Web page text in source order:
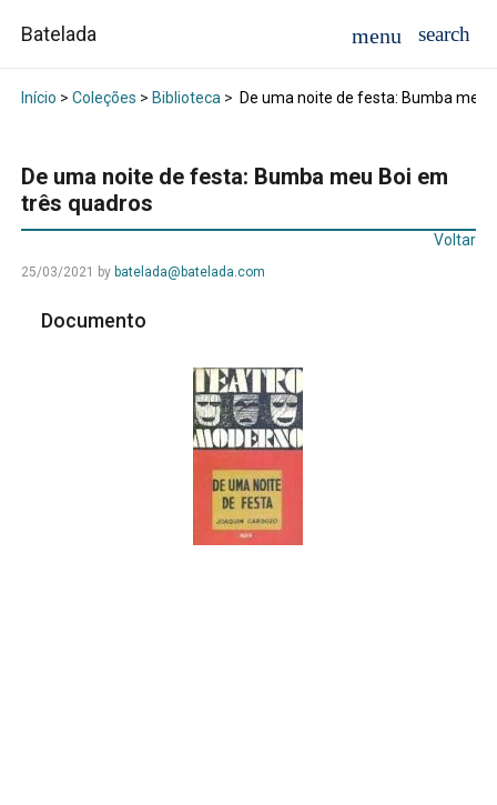
Batelada
Início > Coleções > Biblioteca> De uma noite de festa: Bumba meu
De uma noite de festa: Bumba meu Boi em
três quadros
Voltar
25/03/2021 by batelada@batelada.com
Documento